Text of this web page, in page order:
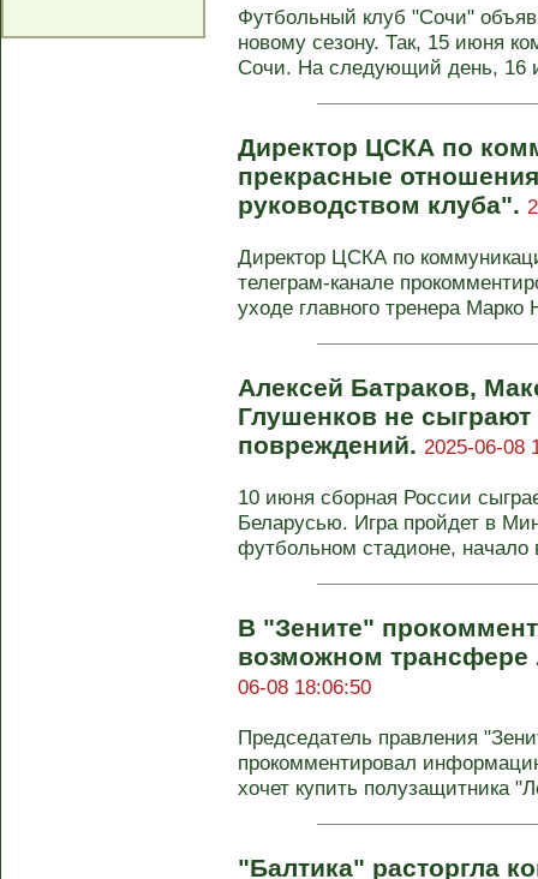
Футбольный клуб "Сочи"
новому сезону. Так, 15 июня
Сочи. На следующий день, 16
Директор ЦСКА по
прекрасные
руководством клуба".
Директор ЦСКА по
телеграм-канале
уходе главного тренера Марко
Алексей Батраков,
Глушенков не
повреждений. 2025-06-08
10 июня сборная России
Беларусью. Игра пройдет в
футбольном стадионе, начало
В "Зените"
возможном трансфере
06-08 18:06:50
Председатель правления
прокомментировал
хочет купить полузащитника
"Балтика" расторгла